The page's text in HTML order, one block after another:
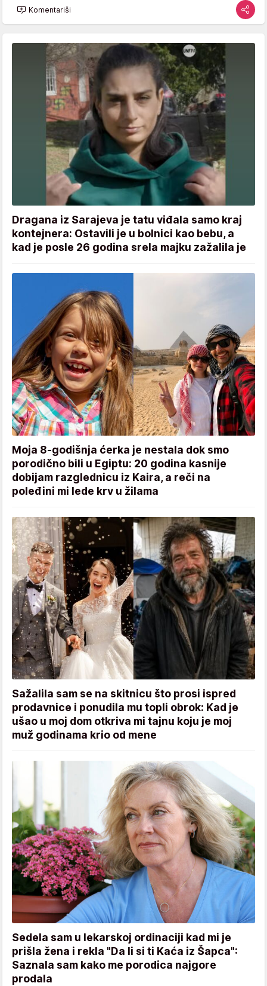
Komentariši
Dragana iz Sarajeva je tatu viđala samo kraj
kontejnera: Ostavili je u bolnici kao bebu, a
kad je posle 26 godina srela majku zažalila je
Moja 8-godišnja ćerka je nestala dok smo
porodično bili u Egiptu: 20 godina kasnije
dobijam razglednicu iz Kaira, a reči na
poleđini mi lede krv u žilama
Sažalila sam se na skitnicu što prosi ispred
prodavnice i ponudila mu topli obrok: Kad je
ušao u moj dom otkriva mi tajnu koju je moj
muž godinama krio od mene
Sedela sam u lekarskoj ordinaciji kad mi je
prišla žena i rekla "Da li si ti Kaća iz Šapca":
Saznala sam kako me porodica najgore
prodala